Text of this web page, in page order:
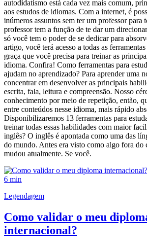
autodidatismo está cada vez mais comum,
aos estudos de idiomas. Com a internet, é
inúmeros assuntos sem ter um professor para
professor tem a função de te dar um
só você tem o poder de se dedicar para
artigo, você terá acesso a todas as
graça que você precisa para treinar as
idioma. Confira! Como ferramentas para
ajudam no aprendizado? Para aprender uma
concentrar em desenvolver as principais
escrita, fala, leitura e compreensão. Nosso
conhecimento por meio de repetição, então,
entre conteúdos nesse idioma, mais rápido
Disponibilizaremos 13 ferramentas para
treinar todas essas habilidades com maior
inglês? O inglês é apontada como uma das
do mundo. Antes era visto como algo fora do
mudou atualmente. Se você.
6 min
Legendagem
Como validar o meu
internacional?